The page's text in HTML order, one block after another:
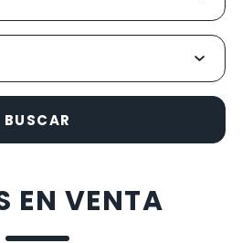
BUSCAR
EN VENTA